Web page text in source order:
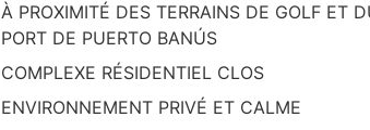
À PROXIMITÉ DES TERRAINS DE GOLF ET
PORT DE PUERTO BANÚS
COMPLEXE RÉSIDENTIEL CLOS
ENVIRONNEMENT PRIVÉ ET CALME